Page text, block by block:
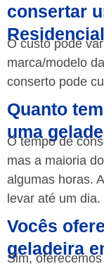
consertar
O custo pode
marca/modelo
conserto pode
Quanto
uma
O tempo de
mas a maioria
algumas horas.
levar até um dia.
Vocês
geladeira
Sim,